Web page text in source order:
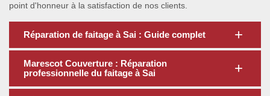
point d'honneur à la satisfaction de nos clients.
Réparation de faitage à Sai : Guide complet
Marescot Couverture : Réparation
professionnelle du faitage à Sai